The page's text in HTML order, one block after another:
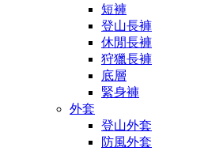
短褲
登山長褲
休閒長褲
狩獵長褲
底層
緊身褲
外套
登山外套
防風外套